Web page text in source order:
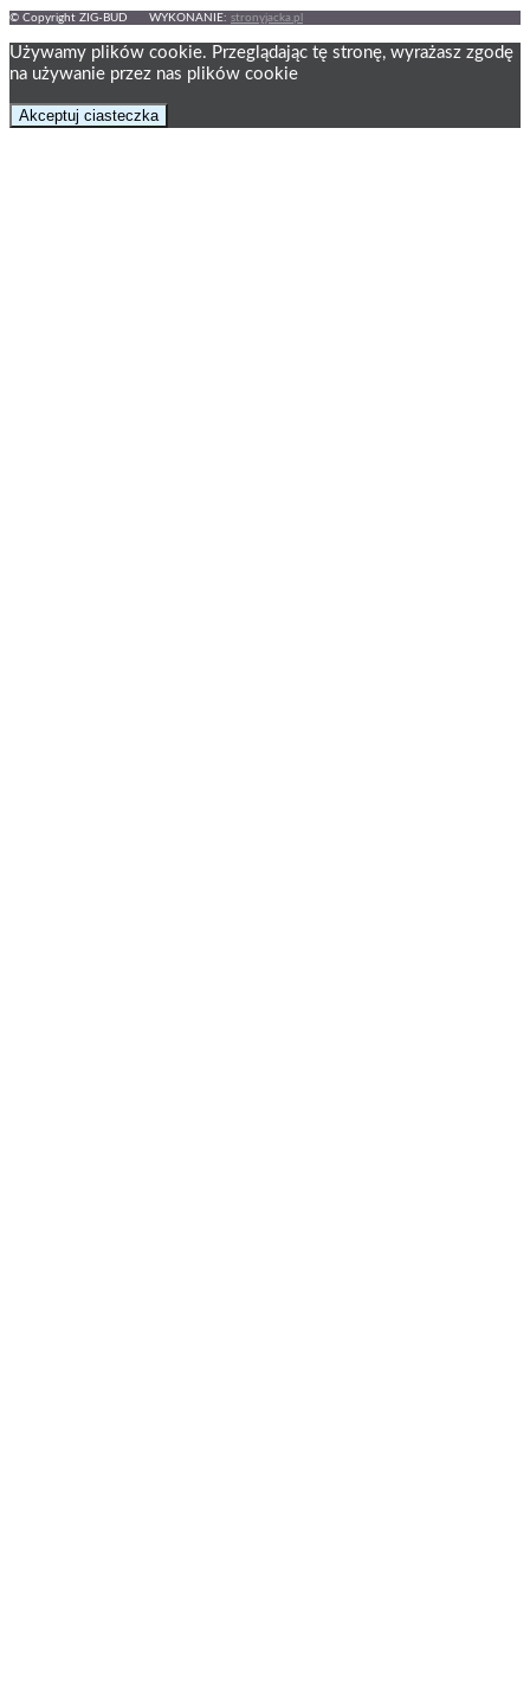
© Copyright ZIG-BUD WYKONANIE: stronyjacka.pl
Używamy plików cookie. Przeglądając tę ​​stronę, wyrażasz zgodę
na używanie przez nas plików cookie
Akceptuj ciasteczka